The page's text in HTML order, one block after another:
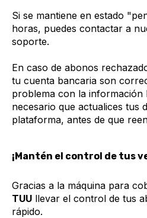
Si se mantiene en estado
horas, puedes contactar a
soporte.
En caso de abonos
tu cuenta bancaria son
problema con la información
necesario que actualices tus
plataforma, antes de que
¡Mantén el control de tus
Gracias a la máquina para
TUU llevar el control de tus
rápido.